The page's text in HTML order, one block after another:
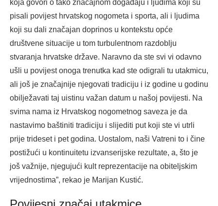
koja govori o tako značajnom događaju i ljudima koji su
pisali povijest hrvatskog nogometa i sporta, ali i ljudima
koji su dali značajan doprinos u kontekstu opće
društvene situacije u tom turbulentnom razdoblju
stvaranja hrvatske države. Naravno da ste svi vi odavno
ušli u povijest onoga trenutka kad ste odigrali tu utakmicu,
ali još je značajnije njegovati tradiciju i iz godine u godinu
obilježavati taj uistinu važan datum u našoj povijesti. Na
svima nama iz Hrvatskog nogometnog saveza je da
nastavimo baštiniti tradiciju i slijediti put koji ste vi utrli
prije trideset i pet godina. Uostalom, naši Vatreni to i čine
postižući u kontinuitetu izvanserijske rezultate, a, što je
još važnije, njegujući kult reprezentacije na obiteljskim
vrijednostima”, rekao je Marijan Kustić.